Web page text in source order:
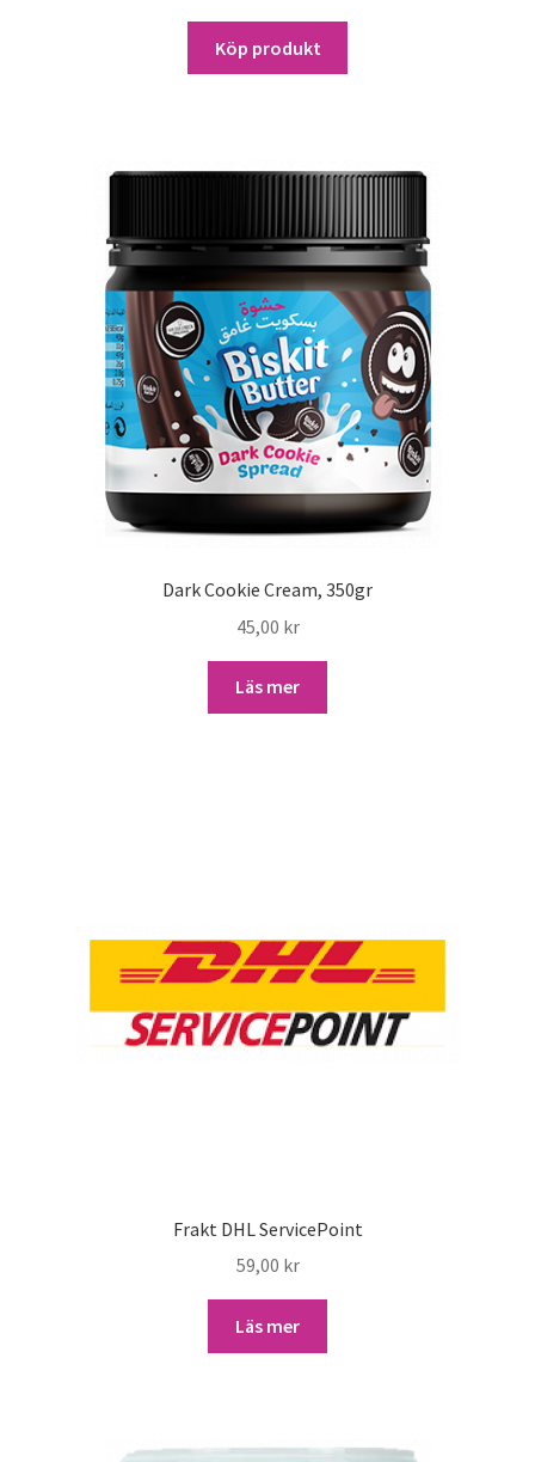
Köp produkt
Dark Cookie Cream, 350gr
45,00 kr
Läs mer
Frakt DHL ServicePoint
59,00 kr
Läs mer